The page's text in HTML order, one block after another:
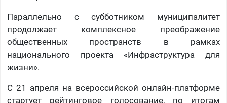
Параллельно с субботником муниципалитет
продолжает комплексное преображение
общественных пространств в рамках
национального проекта «Инфраструктура для
жизни».
С 21 апреля на всероссийской онлайн-платформе
стартует рейтинговое голосование, по итогам